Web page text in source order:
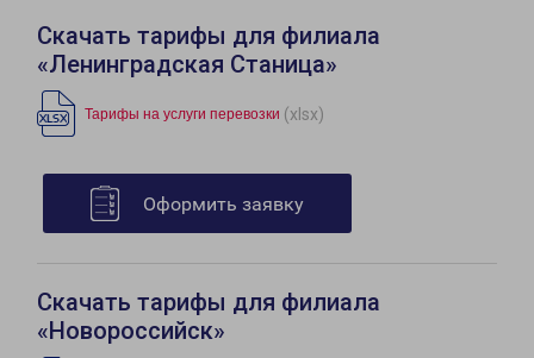
Скачать тарифы для филиала
«Ленинградская Станица»
Тарифы на услуги перевозки (xlsx)
Оформить заявку
Скачать тарифы для филиала
«Новороссийск»